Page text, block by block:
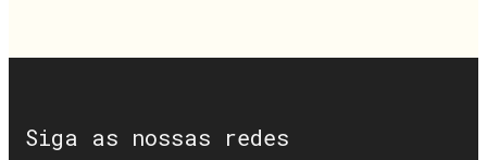
Siga as nossas redes